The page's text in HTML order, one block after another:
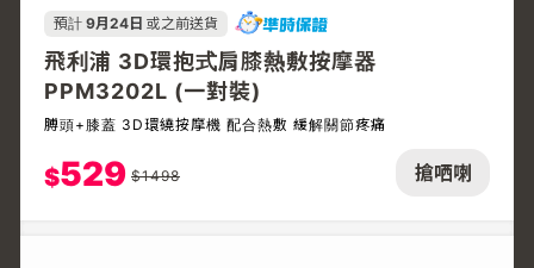
搶哂喇
預計 9月24日 或之前送貨
飛利浦 3D環抱式肩膝熱敷按摩器
PPM3202L (一對裝)
膊頭+膝蓋 3D環繞按摩機 配合熱敷 緩解關節疼痛
$529 $1498